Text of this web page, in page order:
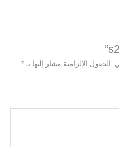
الحقول الإلزامية مشار إليها بـ *